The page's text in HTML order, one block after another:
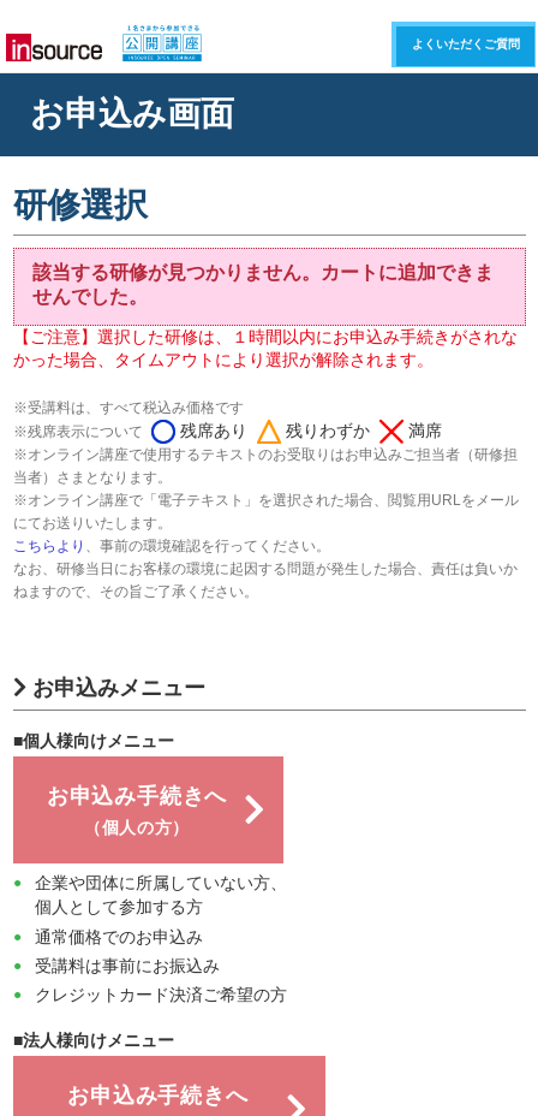
よくいただくご質問
お申込み画面
研修選択
該当する研修が見つかりません。カートに追加できま
せんでした。
【ご注意】選択した研修は、１時間以内にお申込み手続きがされな
かった場合、タイムアウトにより選択が解除されます。
※受講料は、すべて税込み価格です
※残席表示について
残席あり 残りわずか 満席
※オンライン講座で使用するテキストのお受取りはお申込みご担当者（研修担
当者）さまとなります。
※オンライン講座で「電子テキスト」を選択された場合、閲覧用URLをメール
にてお送りいたします。
こちらより 、事前の環境確認を行ってください。
なお、研修当日にお客様の環境に起因する問題が発生した場合、責任は負いか
ねますので、その旨ご了承ください。
お申込みメニュー
■個人様向けメニュー
お申込み手続きへ
（個人の方）
企業や団体に所属していない方、
個人として参加する方
通常価格でのお申込み
受講料は事前にお振込み
クレジットカード決済ご希望の方
■法人様向けメニュー
お申込み手続きへ